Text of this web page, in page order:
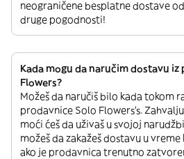
neograničene besplatne dostave
druge pogodnosti!
Kada mogu da naručim dostavu iz
Flowers?
Možeš da naručiš bilo kada tokom
prodavnice Solo Flowers’s.
moći ćeš da uživaš u svojoj
možeš da zakažeš dostavu u
ako je prodavnica trenutno